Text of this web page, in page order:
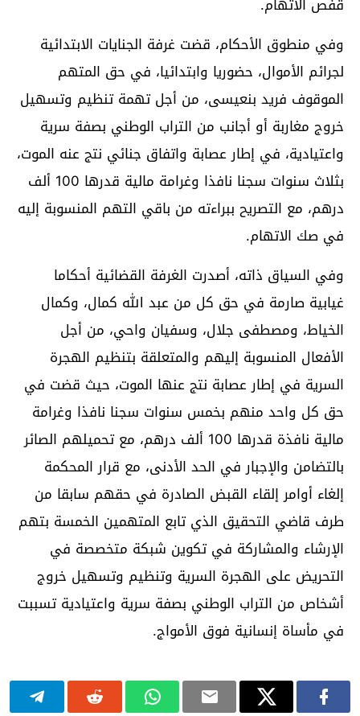
وفي منطوق الأحكام، قضت غرفة الجنايات الابتدائية
لجرائم الأموال، حضوريا وابتدائيا، في حق المتهم
الموقوف فريد بنعيسى، من أجل تهمة تنظيم وتسهيل
خروج مغاربة أو أجانب من التراب الوطني بصفة سرية
واعتيادية، في إطار عصابة واتفاق جنائي نتج عنه الموت،
بثلاث سنوات سجنا نافذا وغرامة مالية قدرها 100 ألف
درهم، مع التصريح ببراءته من باقي التهم المنسوبة إليه
في صك الاتهام.
وفي السياق ذاته، أصدرت الغرفة القضائية أحكاما
غيابية صارمة في حق كل من عبد الله كمال، وكمال
الخياط، ومصطفى جلال، وسفيان واحي، من أجل
الأفعال المنسوبة إليهم والمتعلقة بتنظيم الهجرة
السرية في إطار عصابة نتج عنها الموت، حيث قضت في
حق كل واحد منهم بخمس سنوات سجنا نافذا وغرامة
مالية نافذة قدرها 100 ألف درهم، مع تحميلهم الصائر
بالتضامن والإجبار في الحد الأدنى، مع قرار المحكمة
إلغاء أوامر إلقاء القبض الصادرة في حقهم سابقا من
طرف قاضي التحقيق الذي تابع المتهمين الخمسة بتهم
الإرشاء والمشاركة في تكوين شبكة متخصصة في
التحريض على الهجرة السرية وتنظيم وتسهيل خروج
أشخاص من التراب الوطني بصفة سرية واعتيادية تسببت
في مأساة إنسانية فوق الأمواج.